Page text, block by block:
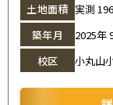
土地面積 実測
築年月
2025年
校区
小丸山